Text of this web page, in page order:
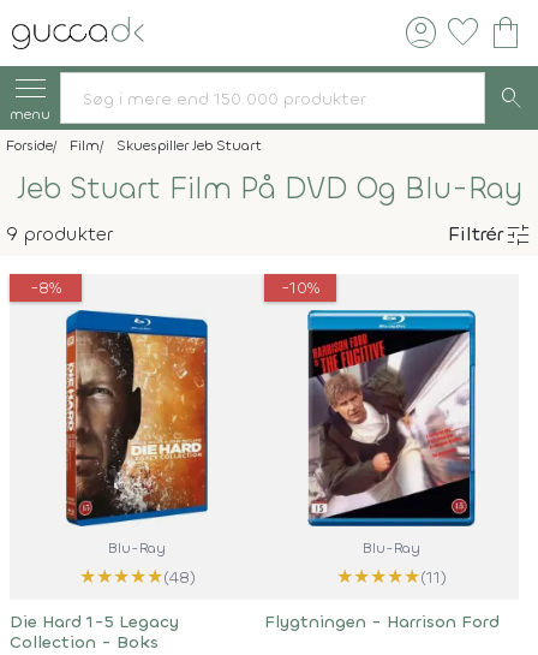
account_circle favorite shopping_bag
menu search
Forside Film Skuespiller Jeb Stuart
Jeb Stuart Film På DVD Og Blu-Ray
9 produkter Filtrértune
-8%
Blu-Ray
★★★★★(48)
Die Hard 1-5 Legacy
Collection - Boks
-10%
Blu-Ray
★★★★★(11)
Flygtningen - Harrison Ford